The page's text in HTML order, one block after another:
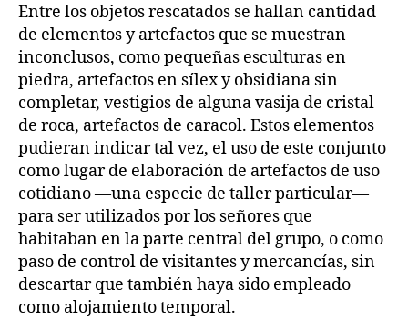
Entre los objetos rescatados se hallan cantidad
de elementos y artefactos que se muestran
inconclusos, como pequeñas esculturas en
piedra, artefactos en sílex y obsidiana sin
completar, vestigios de alguna vasija de cristal
de roca, artefactos de caracol. Estos elementos
pudieran indicar tal vez, el uso de este conjunto
como lugar de elaboración de artefactos de uso
cotidiano —una especie de taller particular—
para ser utilizados por los señores que
habitaban en la parte central del grupo, o como
paso de control de visitantes y mercancías, sin
descartar que también haya sido empleado
como alojamiento temporal.